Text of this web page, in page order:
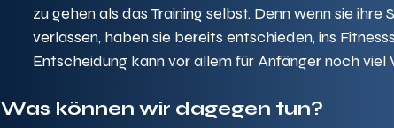
zu gehen als das Training selbst. Denn wenn sie ihre
verlassen, haben sie bereits entschieden, ins
Entscheidung kann vor allem für Anfänger noch
Was können wir dagegen tun?